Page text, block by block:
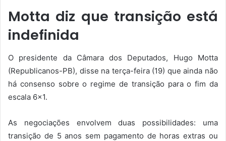
Motta diz que transição está
indefinida
O presidente da Câmara dos Deputados, Hugo Motta
(Republicanos-PB), disse na terça-feira (19) que ainda não
há consenso sobre o regime de transição para o fim da
escala 6×1.
As negociações envolvem duas possibilidades: uma
transição de 5 anos sem pagamento de horas extras ou